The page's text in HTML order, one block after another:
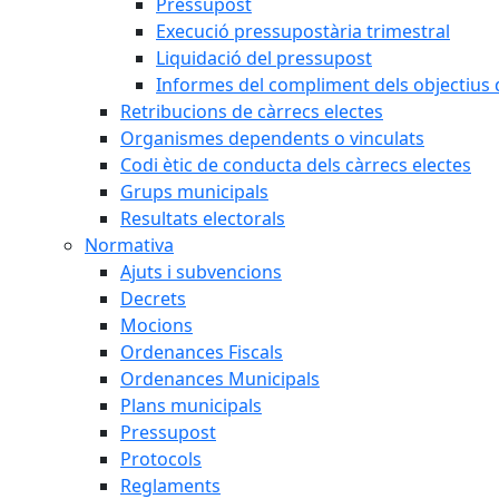
Execució pressupostària trimestral
Liquidació del pressupost
Informes del compliment dels
Retribucions de càrrecs electes
Organismes dependents o vinculats
Codi ètic de conducta dels càrrecs electes
Grups municipals
Resultats electorals
Normativa
Ajuts i subvencions
Decrets
Mocions
Ordenances Fiscals
Ordenances Municipals
Plans municipals
Pressupost
Protocols
Reglaments